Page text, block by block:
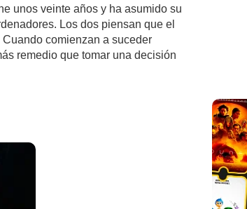
unos veinte años y ha asumido su
Los dos piensan que el
comienzan a suceder
remedio que tomar una decisión